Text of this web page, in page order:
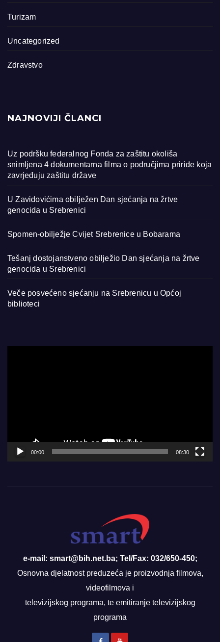
Turizam
Uncategorized
Zdravstvo
NAJNOVIJI ČLANCI
Uz podršku federalnog Fonda za zaštitu okoliša
snimljena 4 dokumentarna filma o područjima priride koja
zavrjeđuju zaštitu države
U Zavidovićima obilježen Dan sjećanja na žrtve
genocida u Srebrenici
Spomen-obilježje Cvijet Srebrenice u Bobarama
Tešanj dostojanstveno obilježio Dan sjećanja na žrtve
genocida u Srebrenici
Veče posvećeno sjećanju na Srebrenicu u Općoj
biblioteci
00:00 08:30
e-mail: smart@bih.net.ba; Tel/Fax: 032/650-450;
Osnovna djelatnost preduzeća je proizvodnja filmova,
videofilmova i
televizijskog programa, te emitiranje televizijskog
programa